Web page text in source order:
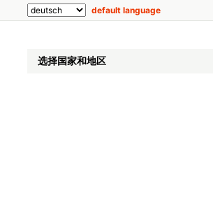
default language
选择国家和地区